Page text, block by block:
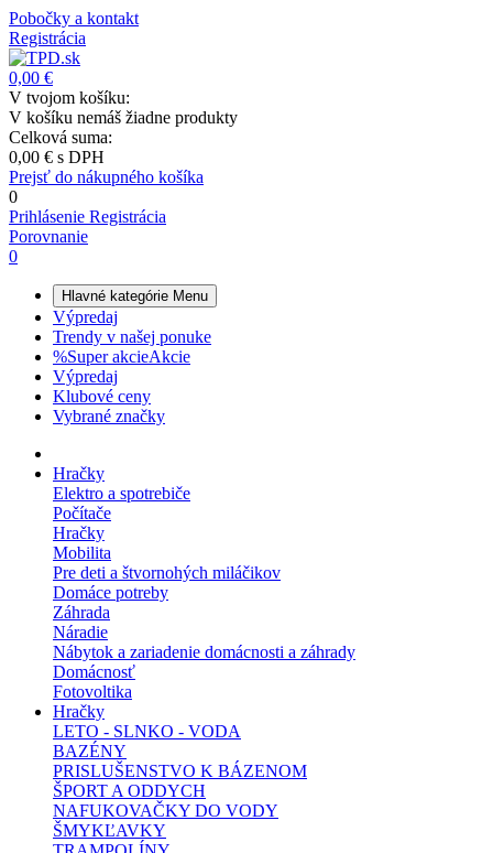
Pobočky a kontakt
Registrácia
0,00 €
V tvojom košíku:
V košíku nemáš žiadne produkty
Celková suma:
0,00 € s DPH
Prejsť do nákupného košíka
0
Prihlásenie Registrácia
Porovnanie
0
Hlavné kategórie Menu
Výpredaj
Trendy v našej ponuke
%Super akcieAkcie
Výpredaj
Klubové ceny
Vybrané značky
Hračky
Elektro a spotrebiče
Počítače
Hračky
Mobilita
Pre deti a štvornohých miláčikov
Domáce potreby
Záhrada
Náradie
Nábytok a zariadenie domácnosti a záhrady
Domácnosť
Fotovoltika
Hračky
LETO - SLNKO - VODA
BAZÉNY
PRISLUŠENSTVO K BÁZENOM
ŠPORT A ODDYCH
NAFUKOVAČKY DO VODY
ŠMYKĽAVKY